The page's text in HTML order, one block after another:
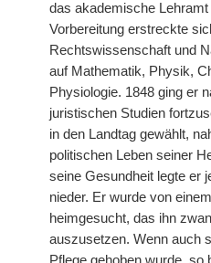
das akademische
Vorbereitung erstreckte
Rechtswissenschaft und
auf Mathematik, Physik,
Physiologie. 1848 ging er
juristischen Studien
in den Landtag gewählt,
politischen Leben seiner
seine Gesundheit legte er
nieder. Er wurde von
heimgesucht, das ihn
auszusetzen. Wenn auch